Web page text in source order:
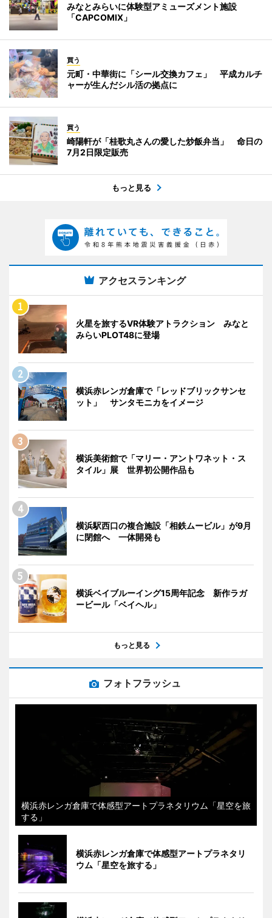
みなとみらいに体験型アミューズメント施設
「CAPCOMIX」
買う
元町・中華街に「シール交換カフェ」 平成カルチ
ャーが生んだシル活の拠点に
買う
崎陽軒が「桂歌丸さんの愛した炒飯弁当」 命日の
7月2日限定販売
もっと見る
アクセスランキング
火星を旅するVR体験アトラクション みなと
みらいPLOT48に登場
横浜赤レンガ倉庫で「レッドブリックサンセ
ット」 サンタモニカをイメージ
横浜美術館で「マリー・アントワネット・ス
タイル」展 世界初公開作品も
横浜駅西口の複合施設「相鉄ムービル」が9月
に閉館へ 一体開発も
横浜ベイブルーイング15周年記念 新作ラガ
ービール「ベイヘル」
もっと見る
フォトフラッシュ
横浜赤レンガ倉庫で体感型アートプラネタリウム「星空を旅
する」
横浜赤レンガ倉庫で体感型アートプラネタリ
ウム「星空を旅する」